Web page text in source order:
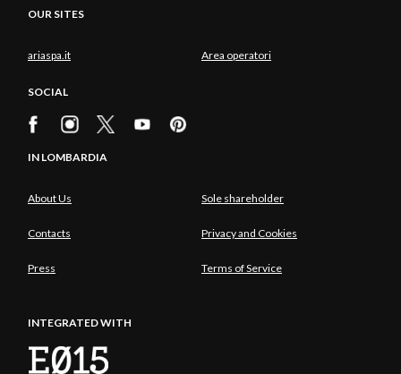
OUR SITES
ariaspa.it Area operatori
SOCIAL
IN LOMBARDIA
About Us Sole shareholder
Contacts Privacy and Cookies
Press Terms of Service
INTEGRATED WITH